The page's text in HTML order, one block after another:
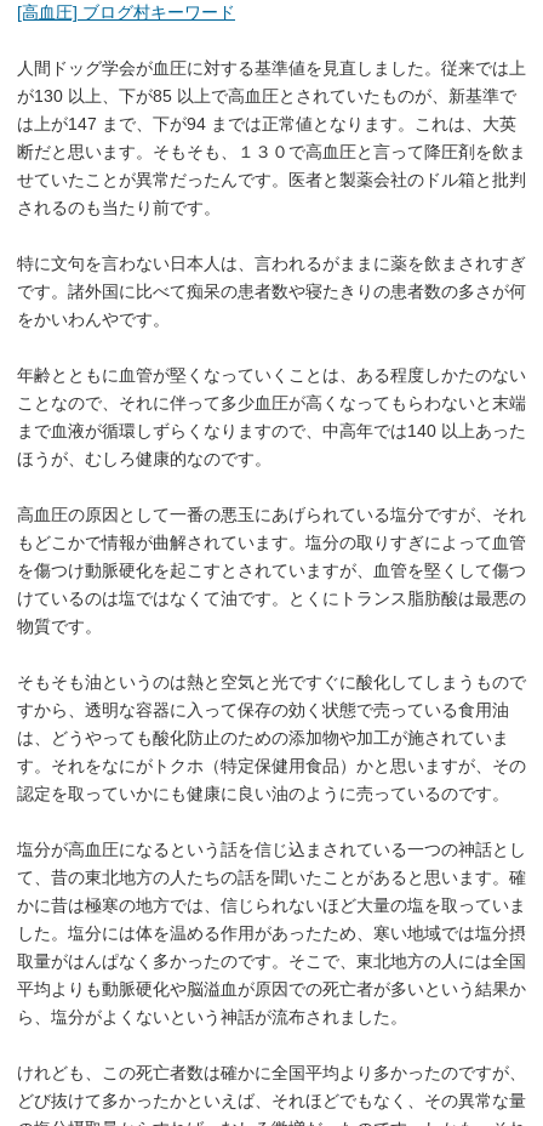
[高血圧] ブログ村キーワード
人間ドッグ学会が血圧に対する基準値を見直しました。従来では上
が130 以上、下が85 以上で高血圧とされていたものが、新基準で
は上が147 まで、下が94 までは正常値となります。これは、大英
断だと思います。そもそも、１３０で高血圧と言って降圧剤を飲ま
せていたことが異常だったんです。医者と製薬会社のドル箱と批判
されるのも当たり前です。
特に文句を言わない日本人は、言われるがままに薬を飲まされすぎ
です。諸外国に比べて痴呆の患者数や寝たきりの患者数の多さが何
をかいわんやです。
年齢とともに血管が堅くなっていくことは、ある程度しかたのない
ことなので、それに伴って多少血圧が高くなってもらわないと末端
まで血液が循環しずらくなりますので、中高年では140 以上あった
ほうが、むしろ健康的なのです。
高血圧の原因として一番の悪玉にあげられている塩分ですが、それ
もどこかで情報が曲解されています。塩分の取りすぎによって血管
を傷つけ動脈硬化を起こすとされていますが、血管を堅くして傷つ
けているのは塩ではなくて油です。とくにトランス脂肪酸は最悪の
物質です。
そもそも油というのは熱と空気と光ですぐに酸化してしまうもので
すから、透明な容器に入って保存の効く状態で売っている食用油
は、どうやっても酸化防止のための添加物や加工が施されていま
す。それをなにがトクホ（特定保健用食品）かと思いますが、その
認定を取っていかにも健康に良い油のように売っているのです。
塩分が高血圧になるという話を信じ込まされている一つの神話とし
て、昔の東北地方の人たちの話を聞いたことがあると思います。確
かに昔は極寒の地方では、信じられないほど大量の塩を取っていま
した。塩分には体を温める作用があったため、寒い地域では塩分摂
取量がはんぱなく多かったのです。そこで、東北地方の人には全国
平均よりも動脈硬化や脳溢血が原因での死亡者が多いという結果か
ら、塩分がよくないという神話が流布されました。
けれども、この死亡者数は確かに全国平均より多かったのですが、
どび抜けて多かったかといえば、それほどでもなく、その異常な量